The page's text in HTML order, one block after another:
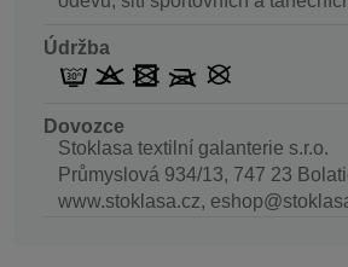
Údržba
Dovozce
Stoklasa textilní galanterie s.r.o.
Průmyslová 934/13, 747 23
www.stoklasa.cz,